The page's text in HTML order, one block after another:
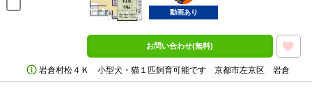
動画あり
お問い合わせ(無料)
岩倉村松４Ｋ 小型犬・猫１匹飼育可能です 京都市左京区 岩倉